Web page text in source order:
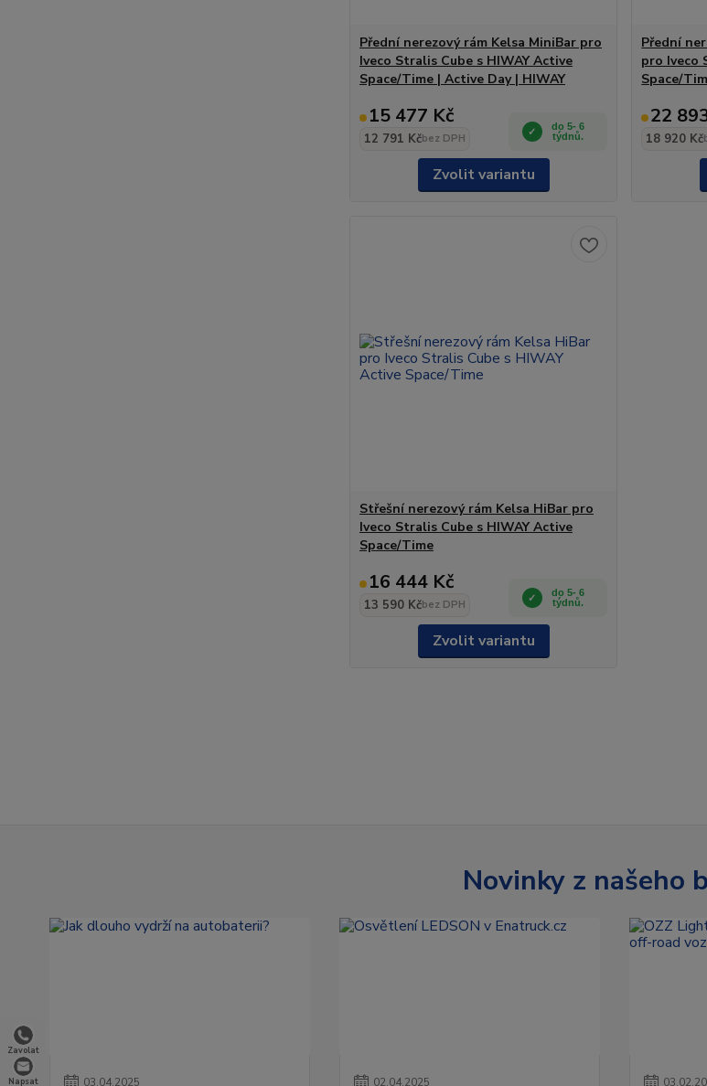
Zavolat
Napsat
Přední nerezový rám Kelsa MiniBar pro
Iveco Stralis Cube s HIWAY Active
Space/Time | Active Day | HIWAY
15 477 Kč
12 791 Kčbez DPH
do 5- 6
týdnů.
Zvolit variantu
Přední
pro Iveco
Space/
22
18 920 Kč
Střešní nerezový rám Kelsa HiBar pro
Iveco Stralis Cube s HIWAY Active
Space/Time
16 444 Kč
13 590 Kčbez DPH
do 5- 6
týdnů.
Zvolit variantu
Novinky z našeho
03.04.2025 02.04.2025 03.02.